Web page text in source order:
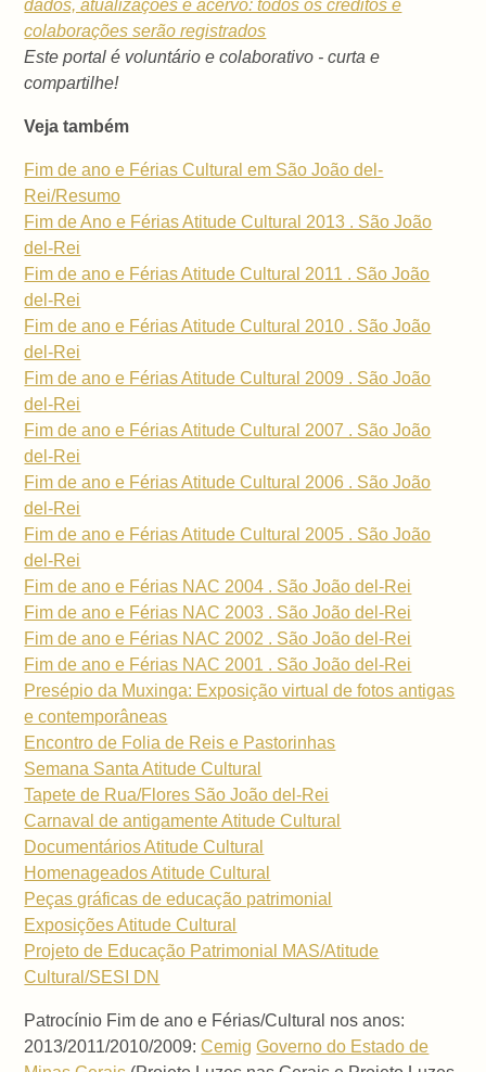
dados, atualizações e acervo: todos os créditos e
colaborações serão registrados
Este portal é voluntário e colaborativo - curta e
compartilhe!
Veja também
Fim de ano e Férias Cultural em São João del-
Rei/Resumo
Fim de Ano e Férias Atitude Cultural 2013 . São João
del-Rei
Fim de ano e Férias Atitude Cultural 2011 . São João
del-Rei
Fim de ano e Férias Atitude Cultural 2010 . São João
del-Rei
Fim de ano e Férias Atitude Cultural 2009 . São João
del-Rei
Fim de ano e Férias Atitude Cultural 2007 . São João
del-Rei
Fim de ano e Férias Atitude Cultural 2006 . São João
del-Rei
Fim de ano e Férias Atitude Cultural 2005 . São João
del-Rei
Fim de ano e Férias NAC 2004 . São João del-Rei
Fim de ano e Férias NAC 2003 . São João del-Rei
Fim de ano e Férias NAC 2002 . São João del-Rei
Fim de ano e Férias NAC 2001 . São João del-Rei
Presépio da Muxinga: Exposição virtual de fotos antigas
e contemporâneas
Encontro de Folia de Reis e Pastorinhas
Semana Santa Atitude Cultural
Tapete de Rua/Flores São João del-Rei
Carnaval de antigamente Atitude Cultural
Documentários Atitude Cultural
Homenageados Atitude Cultural
Peças gráficas de educação patrimonial
Exposições Atitude Cultural
Projeto de Educação Patrimonial MAS/Atitude
Cultural/SESI DN
Patrocínio Fim de ano e Férias/Cultural nos anos:
2013/2011/2010/2009:Cemig Governo do Estado de